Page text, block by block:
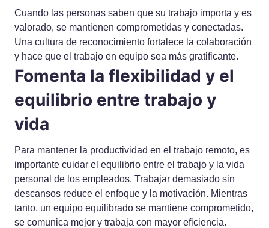
Cuando las personas saben que su trabajo importa y es
valorado, se mantienen comprometidas y conectadas.
Una cultura de reconocimiento fortalece la colaboración
y hace que el trabajo en equipo sea más gratificante.
Fomenta la flexibilidad y el
equilibrio entre trabajo y
vida
Para mantener la productividad en el trabajo remoto, es
importante cuidar el equilibrio entre el trabajo y la vida
personal de los empleados. Trabajar demasiado sin
descansos reduce el enfoque y la motivación. Mientras
tanto, un equipo equilibrado se mantiene comprometido,
se comunica mejor y trabaja con mayor eficiencia.